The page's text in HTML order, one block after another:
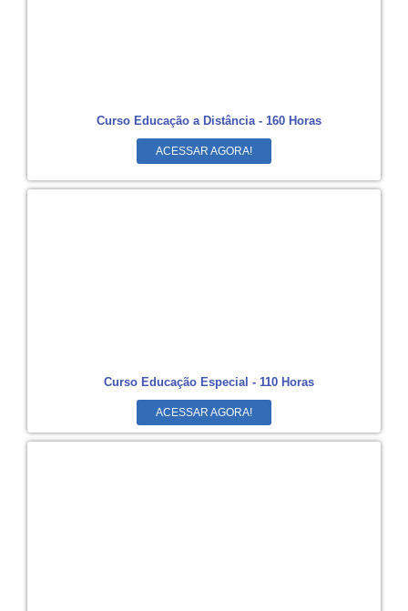
Curso Educação a Distância - 160 Horas
ACESSAR AGORA!
Curso Educação Especial - 110 Horas
ACESSAR AGORA!